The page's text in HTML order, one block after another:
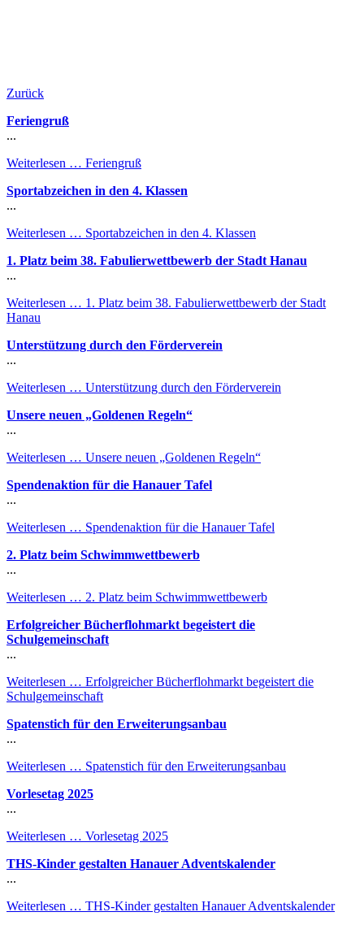
Zurück
Feriengruß
...
Weiterlesen … Feriengruß
Sportabzeichen in den 4. Klassen
...
Weiterlesen … Sportabzeichen in den 4. Klassen
1. Platz beim 38. Fabulierwettbewerb der Stadt Hanau
...
Weiterlesen … 1. Platz beim 38. Fabulierwettbewerb der Stadt
Hanau
Unterstützung durch den Förderverein
...
Weiterlesen … Unterstützung durch den Förderverein
Unsere neuen „Goldenen Regeln“
...
Weiterlesen … Unsere neuen „Goldenen Regeln“
Spendenaktion für die Hanauer Tafel
...
Weiterlesen … Spendenaktion für die Hanauer Tafel
2. Platz beim Schwimmwettbewerb
...
Weiterlesen … 2. Platz beim Schwimmwettbewerb
Erfolgreicher Bücherflohmarkt begeistert die
Schulgemeinschaft
...
Weiterlesen … Erfolgreicher Bücherflohmarkt begeistert die
Schulgemeinschaft
Spatenstich für den Erweiterungsanbau
...
Weiterlesen … Spatenstich für den Erweiterungsanbau
Vorlesetag 2025
...
Weiterlesen … Vorlesetag 2025
THS-Kinder gestalten Hanauer Adventskalender
...
Weiterlesen … THS-Kinder gestalten Hanauer Adventskalender